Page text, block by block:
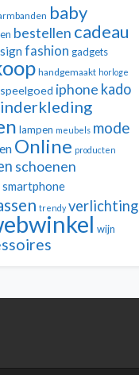
baby
bestellen cadeau
fashion gadgets
handgemaakt horloge
iphone kado
lampen meubels mode
Online producten
schoenen
smartphone
trendy verlichting
wijn